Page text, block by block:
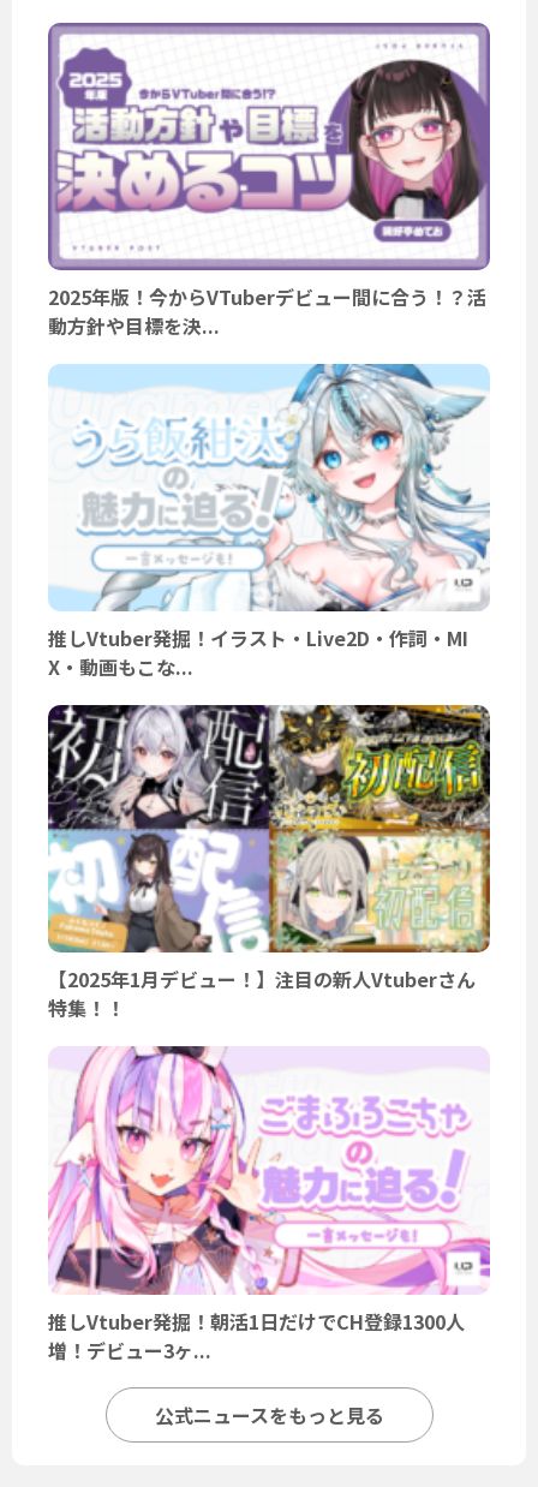
2025年版！今からVTuberデビュー間に合う！？活
動方針や目標を決...
推しVtuber発掘！イラスト・Live2D・作詞・MI
X・動画もこな...
【2025年1月デビュー！】注目の新人Vtuberさん
特集！！
推しVtuber発掘！朝活1日だけでCH登録1300人
増！デビュー3ヶ...
公式ニュースをもっと見る